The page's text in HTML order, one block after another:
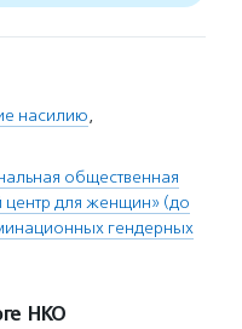
насилию,
общественная
центр для женщин» (до
гендерных
НКО